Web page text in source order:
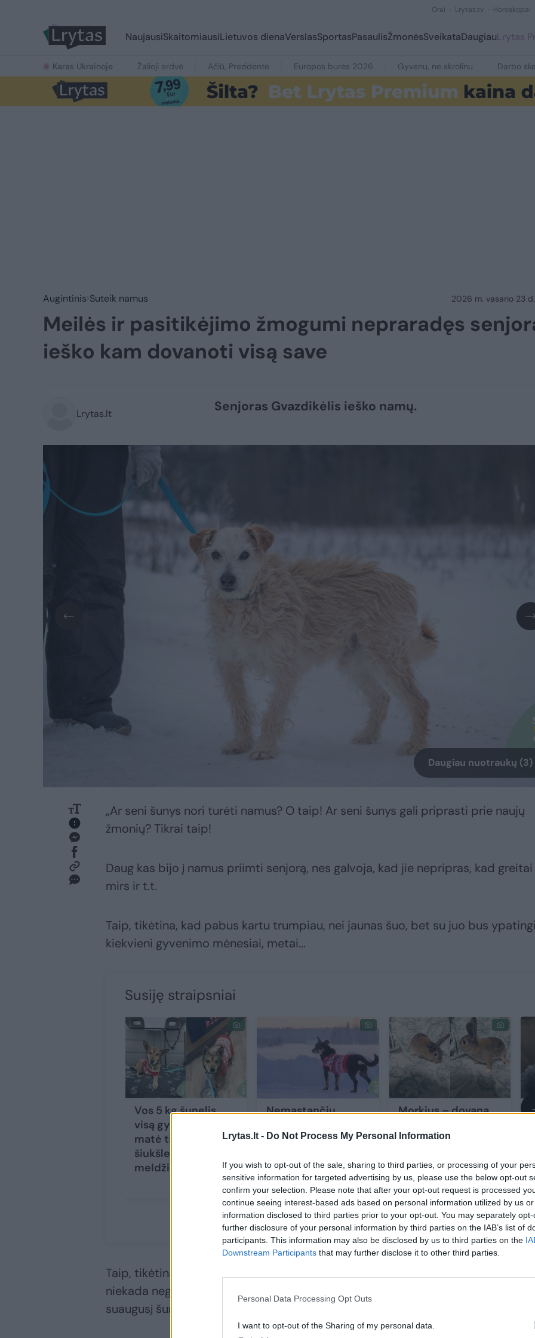
Lrytas.lt - Do Not Process My Personal Information
If you wish to opt-out of the sale, sharing to third parties, or processing of your
sensitive information for targeted advertising by us, please use the below opt-out
confirm your selection. Please note that after your opt-out request is processed
continue seeing interest-based ads based on personal information utilized by us
information disclosed to third parties prior to your opt-out. You may separately
further disclosure of your personal information by third parties on the IAB’s list of
participants. This information may also be disclosed by us to third parties on the
Downstream Participants that may further disclose it to other third parties.
Personal Data Processing Opt Outs
I want to opt-out of the Sharing of my personal data.
Orai Lrytas.tv Horoskopai
NaujausiSkaitomiausiLietuvos dienaVerslasSportasPasaulisŽmonėsSveikataDaugiauLrytas
Karas Ukrainoje Žalioji erdvė Ačiū, Prezidente Europos burės 2026 Gyvenu, ne skrolinu Darbo
Augintinis Suteik namus 2026 m. vasario 23
Meilės ir pasitikėjimo žmogumi nepraradęs
ieško kam dovanoti visą save
Lrytas.lt Senjoras Gvazdikėlis ieško namų.
Daugiau nuotraukų (3)
„Ar seni šunys nori turėti namus? O taip! Ar seni šunys gali priprasti prie naujų
žmonių? Tikrai taip!
Daug kas bijo į namus priimti senjorą, nes galvoja, kad jie nepripras, kad greitai
mirs ir t.t.
Taip, tikėtina, kad pabus kartu trumpiau, nei jaunas šuo, bet su juo bus
kiekvieni gyvenimo mėnesiai, metai...
Susiję straipsniai
Vos 5 kg šunelis
visą gyvenimą
matė tik grandinę ir
šiukšles: trikojis šuo
meldžia šanso
Nemąstančių
7 kg šunė ieško
Morkius – dovana,
prieglaudoje, bet
Taip, tikėtina, kad senjorui šuniui reikės išleisti daugiau pinigų klinikose, bet
niekada negali žinoti, kokia bus ir jauno šuniuko sveikata. Tiek imant šuniuką,
suaugusį šunį, būtina įvertinti savo finansines galimybes.